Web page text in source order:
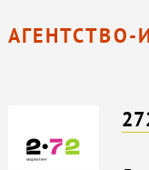
АГЕНТСТВО-